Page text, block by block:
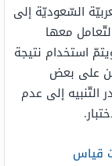
السّعوديّة إلى
معها
استخدام نتيجة
على بعض
التّنبيه إلى عدم
قياس